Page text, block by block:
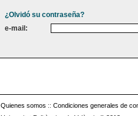
¿Olvidó su contraseña?
e-mail:
Quienes somos :: Condiciones generales de